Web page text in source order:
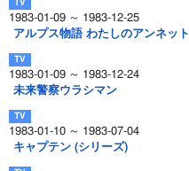
1983-01-09 ～ 1983-12-25
アルプス物語 わたしのアンネット
1983-01-09 ～ 1983-12-24
未来警察ウラシマン
1983-01-10 ～ 1983-07-04
キャプテン (シリーズ)